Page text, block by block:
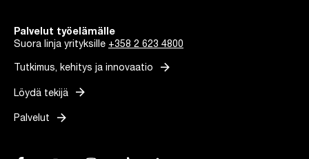
Palvelut työelämälle
Suora linja yrityksille +358 2 623 4800
Tutkimus, kehitys ja innovaatio arrow_forward
Löydä tekijä arrow_forward
Palvelut arrow_forward